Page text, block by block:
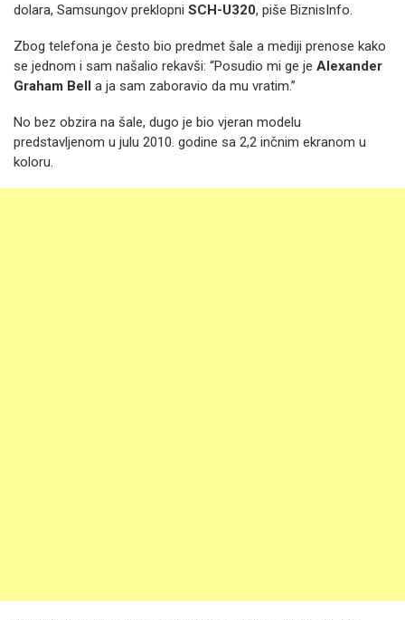
dolara, Samsungov preklopni SCH-U320, piše BiznisInfo.
Zbog telefona je često bio predmet šale a mediji prenose kako
se jednom i sam našalio rekavši: “Posudio mi ge je Alexander
Graham Bell a ja sam zaboravio da mu vratim.”
No bez obzira na šale, dugo je bio vjeran modelu
predstavljenom u julu 2010. godine sa 2,2 inčnim ekranom u
koloru.